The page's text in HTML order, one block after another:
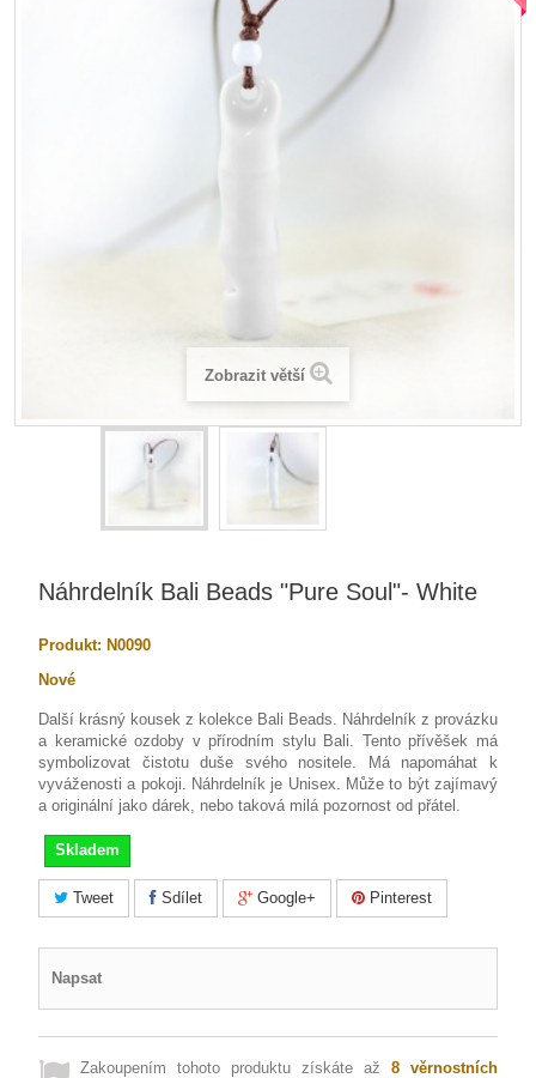
Zobrazit větší
Náhrdelník Bali Beads "Pure Soul"- White
Produkt: N0090
Nové
Další krásný kousek z kolekce Bali Beads. Náhrdelník z provázku
a keramické ozdoby v přírodním stylu Bali. Tento přívěšek má
symbolizovat čistotu duše svého nositele. Má napomáhat k
vyváženosti a pokoji. Náhrdelník je Unisex. Může to být zajímavý
a originální jako dárek, nebo taková milá pozornost od přátel.
Skladem
Tweet Sdílet Google+ Pinterest
Napsat
Zakoupením tohoto produktu získáte až 8 věrnostních